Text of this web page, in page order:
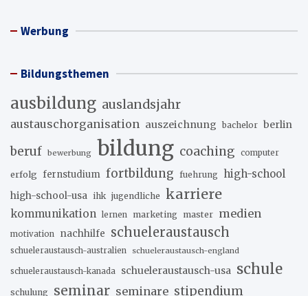
Werbung
Bildungsthemen
ausbildung auslandsjahr
austauschorganisation auszeichnung bachelor berlin
beruf bewerbung bildung coaching computer
erfolg fernstudium fortbildung fuehrung high-school
high-school-usa ihk jugendliche karriere
kommunikation lernen marketing master medien
motivation nachhilfe schueleraustausch
schueleraustausch-australien schueleraustausch-england
schueleraustausch-kanada schueleraustausch-usa schule
schulung seminar seminare stipendium